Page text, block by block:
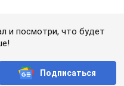
и посмотри, что будет
Подписаться